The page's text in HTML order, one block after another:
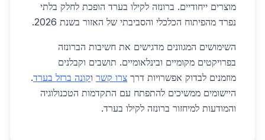
מוצרים ייחודיים. ברונזה לקילו בערד הופכת לחלק בלתי
נפרד מהפיתוח הכלכלי והסביבתי של האזור בשנת 2026.
השימושים המגוונים מדגישים את חשיבות הברונזה
בפרויקטים מקומיים ובינלאומיים. תושבים וקבלנים
מוזמנים לבדוק אפשרויות דרך צרו קשר וקונה ברזל בערד.
היישומים ממשיכים להתפתח עם התקדמות הטכנולוגיה
והמודעות למיחזור ברונזה לקילו בערד.